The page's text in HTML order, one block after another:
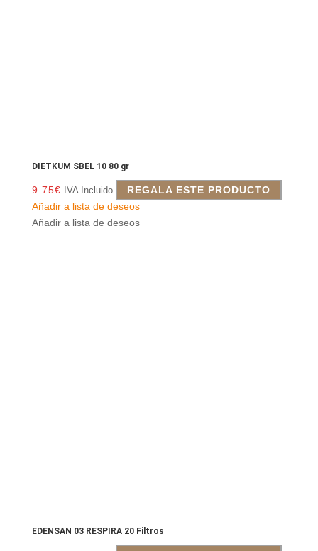
DIETKUM SBEL 10 80 gr
9.75€ IVA Incluido
REGALA ESTE PRODUCTO
Añadir a lista de deseos
Añadir a lista de deseos
EDENSAN 03 RESPIRA 20 Filtros